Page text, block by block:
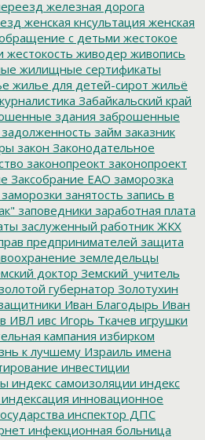
железная дорога
женская кнсультация женская
с детьми жестокое
жестокость живодер живопись
жилищные сертификаты
жилье для детей-сирот жильё
Забайкальский край
здания заброшенные
задолженность займ заказник
закон Законодательное
законопреокт законопроект
Заксобрание ЕАО заморозка
заморозки занятость запись в
заповедники заработная плата
заслуженный работник ЖКХ
предпринимателей защита
земледельцы
доктор Земский_учитель
губернатор Золотухин
Иван Благодырь Иван
ИВЛ ивс Игорь Ткачев игрушки
кампания избирком
к лучшему Израиль имена
инвестиции
индекс самоизоляции индекс
индексация инновационное
инспектор ДПС
инфекционная больница